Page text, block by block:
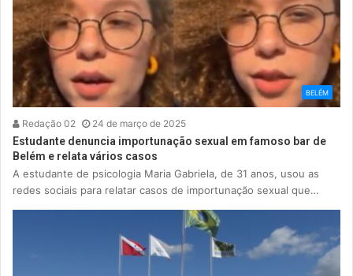
BELÉM
Redação 02 24 de março de 2025
Estudante denuncia importunação sexual em famoso bar de
Belém e relata vários casos
A estudante de psicologia Maria Gabriela, de 31 anos, usou as
redes sociais para relatar casos de importunação sexual que…